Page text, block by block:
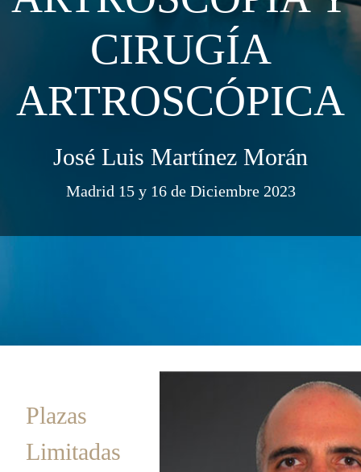
CIRUGÍA
ARTROSCÓPICA
José Luis Martínez Morán
Madrid 15 y 16 de Diciembre 2023
Plazas
Limitadas